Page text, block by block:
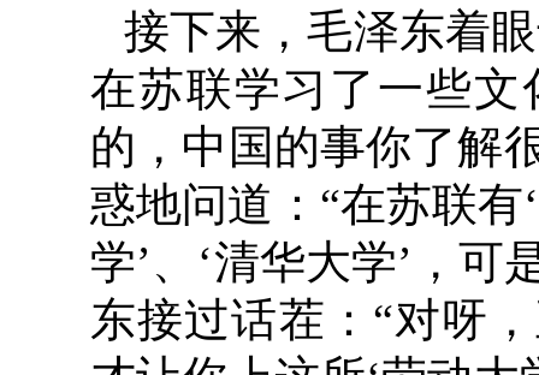
接下来，毛泽东着
在苏联学习了一些
的，中国的事你了解
惑地问道：“在苏联有
学’、‘清华大学’，可
东接过话茬：“对呀